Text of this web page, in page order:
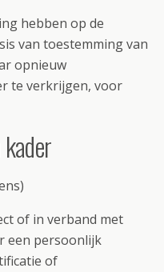
hebben op de
van toestemming van
opnieuw
te verkrijgen, voor
of in verband met
een persoonlijk
of